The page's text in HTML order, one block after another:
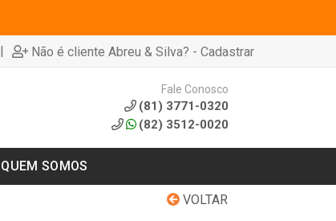
| Não é cliente Abreu & Silva? - Cadastrar
Fale Conosco
(81) 3771-0320
(82) 3512-0020
QUEM SOMOS
VOLTAR